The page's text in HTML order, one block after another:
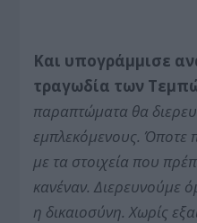
Και υπογράμμισε
τραγωδία των
παραπτώματα θα
εμπλεκόμενους. Όποτε
με τα στοιχεία που
κανέναν. Διερευνούμε
η δικαιοσύνη. Χωρίς